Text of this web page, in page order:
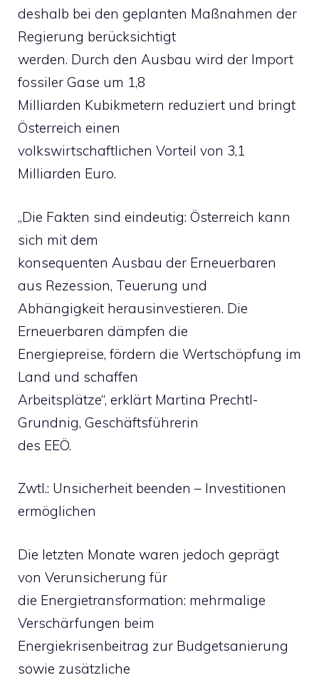
deshalb bei den geplanten Maßnahmen der
Regierung berücksichtigt
werden. Durch den Ausbau wird der Import
fossiler Gase um 1,8
Milliarden Kubikmetern reduziert und bringt
Österreich einen
volkswirtschaftlichen Vorteil von 3,1
Milliarden Euro.
„Die Fakten sind eindeutig: Österreich kann
sich mit dem
konsequenten Ausbau der Erneuerbaren
aus Rezession, Teuerung und
Abhängigkeit herausinvestieren. Die
Erneuerbaren dämpfen die
Energiepreise, fördern die Wertschöpfung im
Land und schaffen
Arbeitsplätze“, erklärt Martina Prechtl-
Grundnig, Geschäftsführerin
des EEÖ.
Zwtl.: Unsicherheit beenden – Investitionen
ermöglichen
Die letzten Monate waren jedoch geprägt
von Verunsicherung für
die Energietransformation: mehrmalige
Verschärfungen beim
Energiekrisenbeitrag zur Budgetsanierung
sowie zusätzliche